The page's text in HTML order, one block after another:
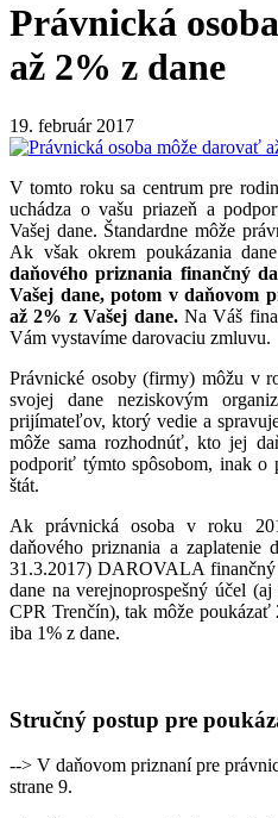
Právnická
až 2% z dane
19. február 2017
V tomto roku sa centrum pre
uchádza o vašu priazeň a
Vašej dane. Štandardne môže
Ak však okrem poukázania dane
daňového priznania finančný
Vašej dane, potom v daňovom
až 2% z Vašej dane.Na Váš
Vám vystavíme darovaciu zmluvu.
Právnické osoby (firmy) môžu v
svojej dane neziskovým
prijímateľov, ktorý vedie a
môže sama rozhodnúť, kto jej
podporiť týmto spôsobom, inak o
štát.
Ak právnická osoba v roku
daňového priznania a
31.3.2017) DAROVALA
dane na verejnoprospešný účel
CPR Trenčín), tak môže
iba 1% z dane.
Stručný postup pre
--> V daňovom priznaní pre
strane 9.